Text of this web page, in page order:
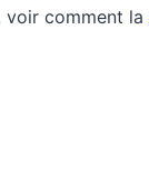
voir comment la